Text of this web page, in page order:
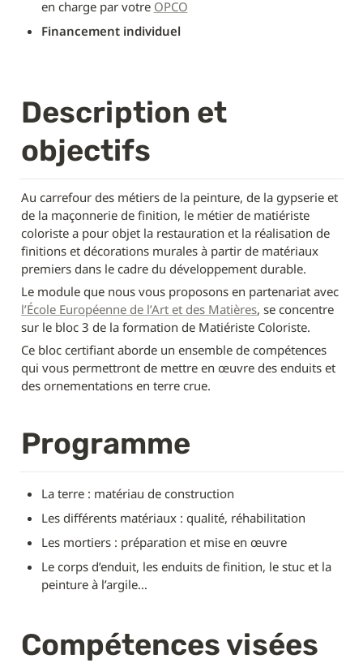
en charge par votre OPCO
Financement individuel
Description et
objectifs
Au carrefour des métiers de la peinture, de la gypserie et
de la maçonnerie de finition, le métier de matiériste
coloriste a pour objet la restauration et la réalisation de
finitions et décorations murales à partir de matériaux
premiers dans le cadre du développement durable.
l’École Européenne de l’Art et des Matières, se concentre
sur le bloc 3 de la formation de Matiériste Coloriste.
Ce bloc certifiant aborde un ensemble de compétences
qui vous permettront de mettre en œuvre des enduits et
des ornementations en terre crue.
Programme
La terre : matériau de construction
Les différents matériaux : qualité, réhabilitation
Les mortiers : préparation et mise en œuvre
Le corps d’enduit, les enduits de finition, le stuc et la
peinture à l’argile…
Compétences visées